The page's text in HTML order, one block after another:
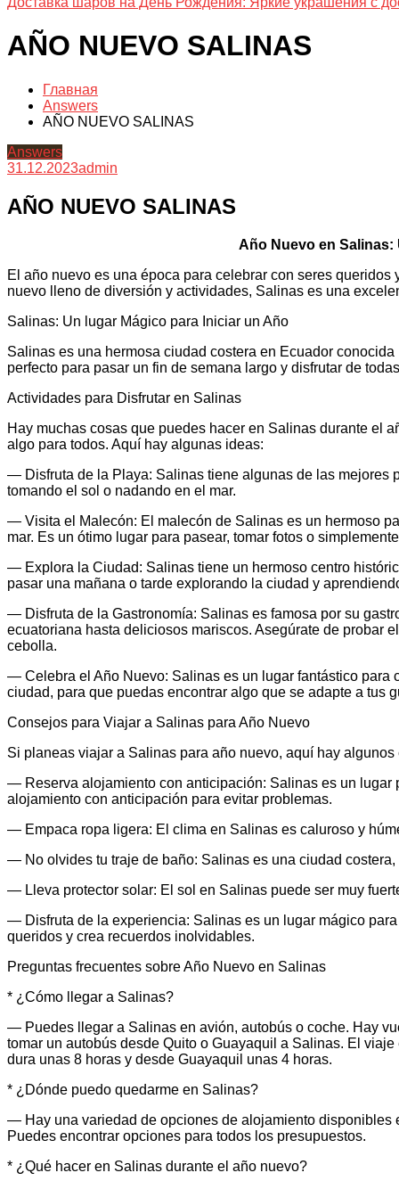
AÑO NUEVO SALINAS
Главная
Answers
AÑO NUEVO SALINAS
Answers
31.12.2023admin
AÑO NUEVO SALINAS
Año Nuevo en
El año nuevo es una época para celebrar con seres
nuevo lleno de diversión y actividades, Salinas es una
Salinas: Un lugar Mágico para Iniciar un Año
Salinas es una hermosa ciudad costera en Ecuador
perfecto para pasar un fin de semana largo y disfrutar de
Actividades para Disfrutar en Salinas
Hay muchas cosas que puedes hacer en Salinas durante el
algo para todos. Aquí hay algunas ideas:
— Disfruta de la Playa: Salinas tiene algunas de las mejores
tomando el sol o nadando en el mar.
— Visita el Malecón: El malecón de Salinas es un hermoso
mar. Es un ótimo lugar para pasear, tomar fotos o
— Explora la Ciudad: Salinas tiene un hermoso centro
pasar una mañana o tarde explorando la ciudad y
— Disfruta de la Gastronomía: Salinas es famosa por su
ecuatoriana hasta deliciosos mariscos. Asegúrate de probar
cebolla.
— Celebra el Año Nuevo: Salinas es un lugar fantástico para
ciudad, para que puedas encontrar algo que se adapte a tus
Consejos para Viajar a Salinas para Año Nuevo
Si planeas viajar a Salinas para año nuevo, aquí hay algunos
— Reserva alojamiento con anticipación: Salinas es un lugar
alojamiento con anticipación para evitar problemas.
— Empaca ropa ligera: El clima en Salinas es caluroso y
— No olvides tu traje de baño: Salinas es una ciudad
— Lleva protector solar: El sol en Salinas puede ser muy
— Disfruta de la experiencia: Salinas es un lugar mágico
queridos y crea recuerdos inolvidables.
Preguntas frecuentes sobre Año Nuevo en Salinas
* ¿Cómo llegar a Salinas?
— Puedes llegar a Salinas en avión, autobús o coche. Hay
tomar un autobús desde Quito o Guayaquil a Salinas. El
dura unas 8 horas y desde Guayaquil unas 4 horas.
* ¿Dónde puedo quedarme en Salinas?
— Hay una variedad de opciones de alojamiento disponibles
Puedes encontrar opciones para todos los presupuestos.
* ¿Qué hacer en Salinas durante el año nuevo?